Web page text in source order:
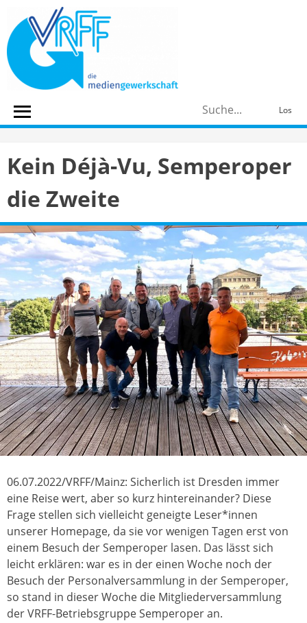
content
Los
Kein Déjà-Vu, Semperoper
die Zweite
06.07.2022/VRFF/Mainz: Sicherlich ist Dresden immer
eine Reise wert, aber so kurz hintereinander? Diese
Frage stellen sich vielleicht geneigte Leser*innen
unserer Homepage, da sie vor wenigen Tagen erst von
einem Besuch der Semperoper lasen. Das lässt sich
leicht erklären: war es in der einen Woche noch der
Besuch der Personalversammlung in der Semperoper,
so stand in dieser Woche die Mitgliederversammlung
der VRFF-Betriebsgruppe Semperoper an.